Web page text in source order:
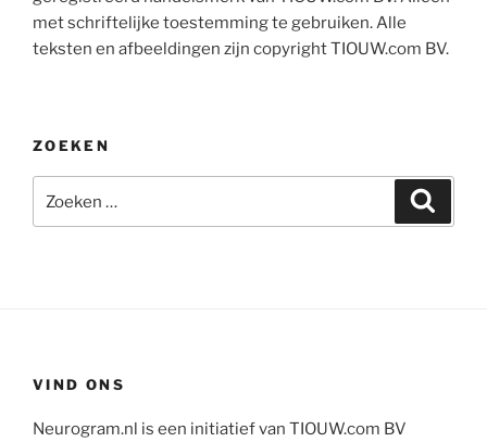
met schriftelijke toestemming te gebruiken. Alle
teksten en afbeeldingen zijn copyright TIOUW.com BV.
ZOEKEN
naar:
VIND ONS
Neurogram.nl is een initiatief van TIOUW.com BV